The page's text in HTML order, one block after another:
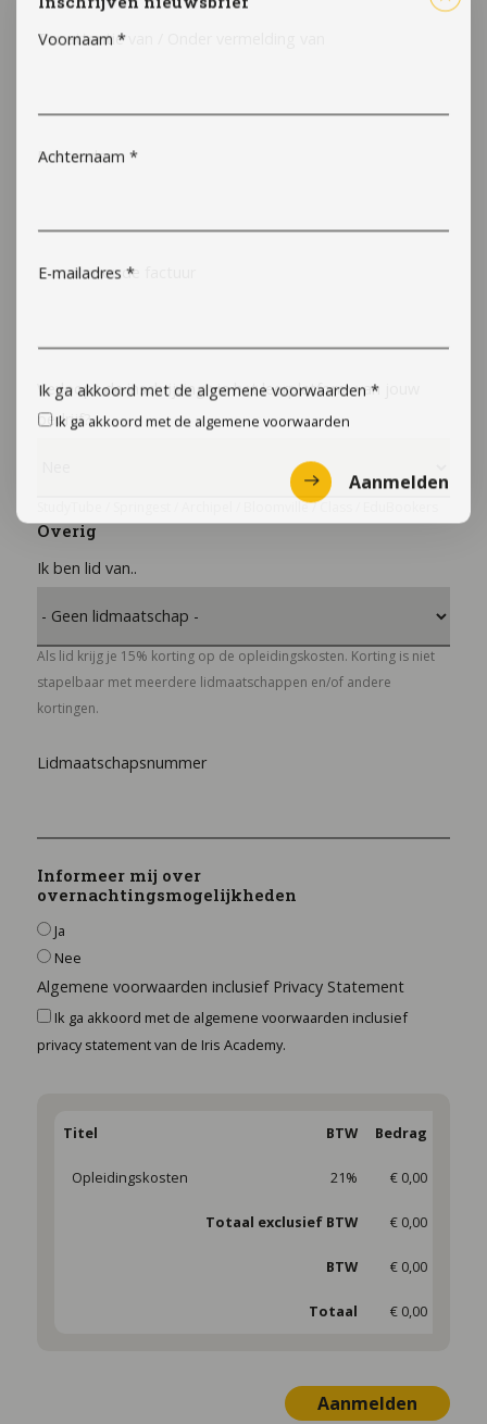
Ter attentie van / Onder vermelding van
Postcode
E-mail voor de factuur
Verloopt de inschrijving via het leerplatform van jouw
bedrijf?
StudyTube / Springest / Archipel / Bloomville / Class / EduBookers
Overig
Ik ben lid van..
Als lid krijg je 15% korting op de opleidingskosten. Korting is niet
stapelbaar met meerdere lidmaatschappen en/of andere
kortingen.
Lidmaatschapsnummer
Informeer mij over
overnachtingsmogelijkheden
Ja
Nee
Algemene voorwaarden inclusief Privacy Statement
Ik ga akkoord met de algemene voorwaarden inclusief
privacy statement van de Iris Academy.
Titel BTW Bedrag
Opleidingskosten 21% € 0,00
Totaal exclusief BTW € 0,00
BTW € 0,00
Totaal € 0,00
Voornaam *
Achternaam *
E-mailadres *
Ik ga akkoord met de algemene voorwaarden *
Ik ga akkoord met de algemene voorwaarden
Aanmelden